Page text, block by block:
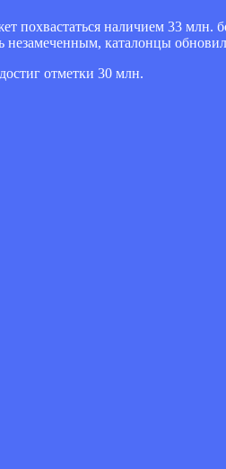
похвастаться наличием 33
незамеченным, каталонцы
отметки 30 млн.